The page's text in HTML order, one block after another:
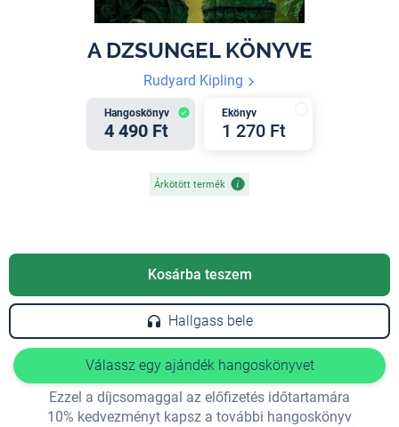
A DZSUNGEL KÖNYVE
Rudyard Kipling
Hangoskönyv
4 490 Ft
Ekönyv
1 270 Ft
Árkötött termék
Kosárba teszem
Hallgass bele
Válassz egy ajándék hangoskönyvet
Ezzel a díjcsomaggal az előfizetés időtartamára
10% kedvezményt kapsz a további hangoskönyv